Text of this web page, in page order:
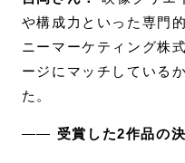
や構成力といった専門
ニーマーケティング株
ージにマッチしている
た。
―― 受賞した2作品の